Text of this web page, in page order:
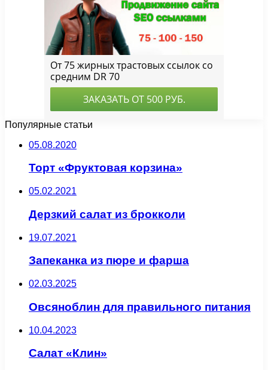
Популярные статьи
05.08.2020
Торт «Фруктовая корзина»
05.02.2021
Дерзкий салат из брокколи
19.07.2021
Запеканка из пюре и фарша
02.03.2025
Овсяноблин для правильного питания
10.04.2023
Салат «Клин»